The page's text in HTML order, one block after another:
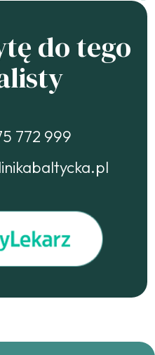
do tego
772 999